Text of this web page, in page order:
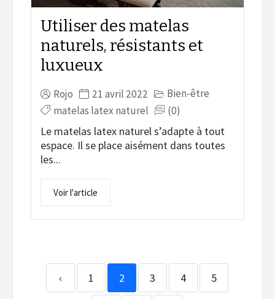
Utiliser des matelas
naturels, résistants et
luxueux
Rojo 21 avril 2022
Bien-être
matelas latex naturel
(0)
Le matelas latex naturel s’adapte à tout
espace. Il se place aisément dans toutes
les...
Voir l'article
‹ 1 2 3 4 5